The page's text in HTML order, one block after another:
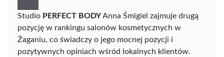
Studio PERFECT BODYAnna Śmigiel zajmuje drugą
pozycję w rankingu salonów kosmetycznych w
Żaganiu, co świadczy o jego mocnej pozycji i
pozytywnych opiniach wśród lokalnych klientów.